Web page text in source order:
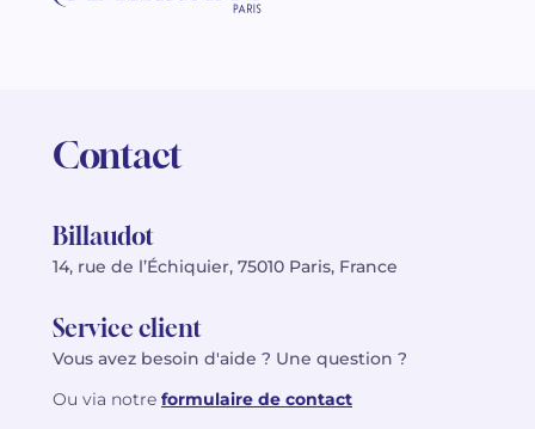
Contact
Billaudot
14, rue de l’Échiquier, 75010 Paris, France
Service client
Vous avez besoin d'aide ? Une question ?
Ou via notre formulaire de contact